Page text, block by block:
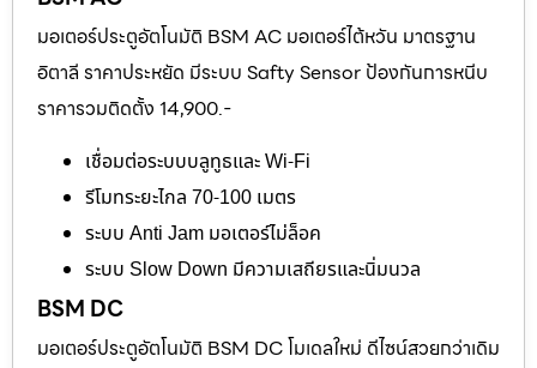
มอเตอร์ประตูอัตโนมัติ BSM AC มอเตอร์ไต้หวัน มาตรฐาน
อิตาลี ราคาประหยัด มีระบบ Safty Sensor ป้องกันการหนีบ
ราคารวมติดตั้ง 14,900.-
เชื่อมต่อระบบบลูทูธและ Wi-Fi
รีโมทระยะไกล 70-100 เมตร
ระบบ Anti Jam มอเตอร์ไม่ล็อค
ระบบ Slow Down มีความเสถียรและนิ่มนวล
BSM DC
มอเตอร์ประตูอัตโนมัติ BSM DC โมเดลใหม่ ดีไซน์สวยกว่าเดิม